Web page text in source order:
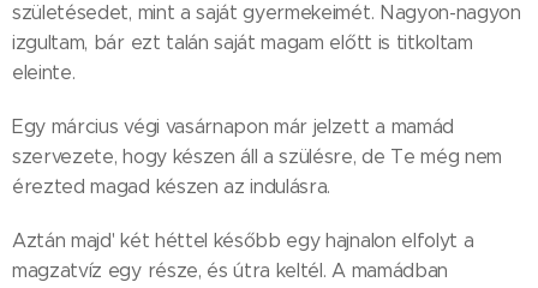
születésedet, mint a saját gyermekeimét. Nagyon-nagyon
izgultam, bár ezt talán saját magam előtt is titkoltam
eleinte.
Egy március végi vasárnapon már jelzett a mamád
szervezete, hogy készen áll a szülésre, de Te még nem
érezted magad készen az indulásra.
Aztán majd' két héttel később egy hajnalon elfolyt a
magzatvíz egy része, és útra keltél. A mamádban